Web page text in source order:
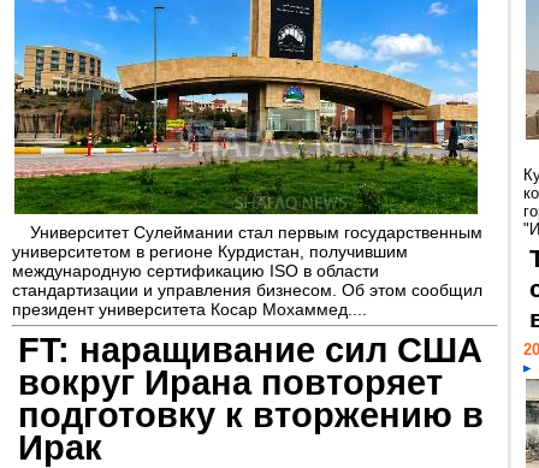
Университет Сулеймании стал первым государственным
университетом в регионе Курдистан, получившим
международную сертификацию ISO в области
стандартизации и управления бизнесом. Об этом сообщил
президент университета Косар Мохаммед....
FT: наращивание сил США
вокруг Ирана повторяет
подготовку к вторжению в
Ирак